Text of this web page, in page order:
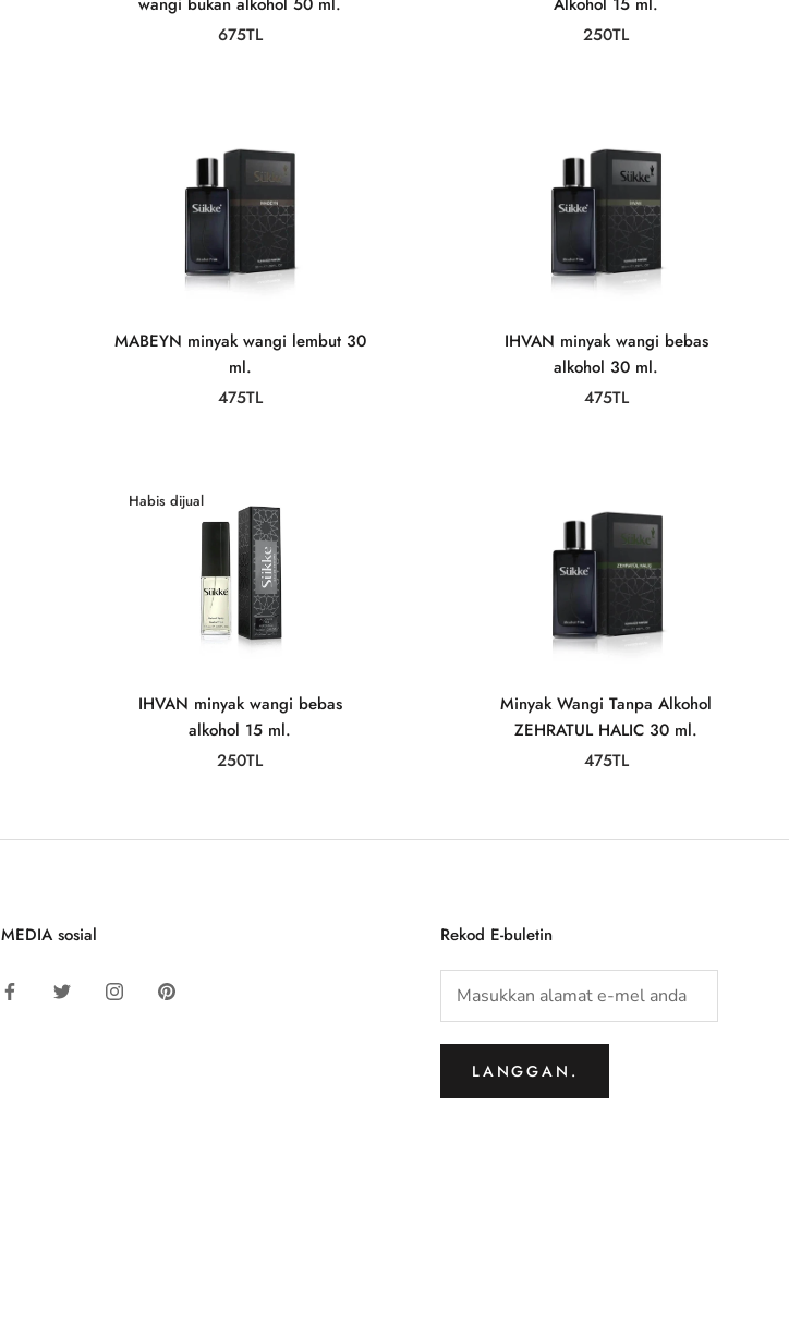
675TL
250TL
MABEYN minyak wangi lembut 30
ml.
475TL
IHVAN minyak wangi bebas
alkohol 30 ml.
475TL
Habis dijual
IHVAN minyak wangi bebas
alkohol 15 ml.
250TL
Minyak Wangi Tanpa Alkohol
ZEHRATUL HALIC 30 ml.
475TL
MEDIA sosial Rekod E-buletin
LANGGAN.